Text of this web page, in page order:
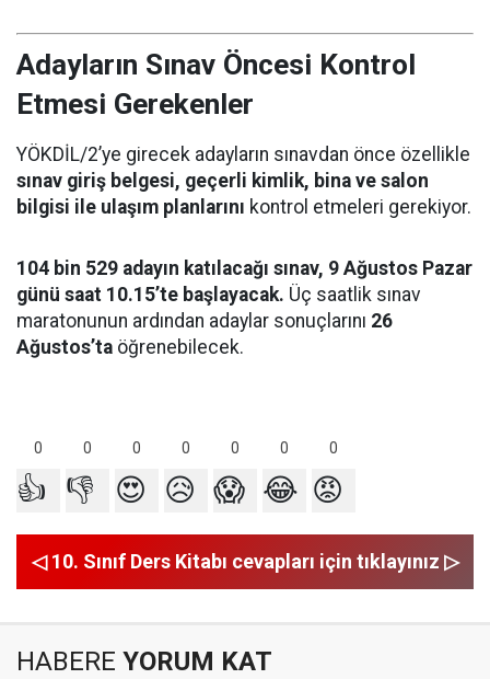
Adayların Sınav Öncesi Kontrol
Etmesi Gerekenler
YÖKDİL/2’ye girecek adayların sınavdan önce özellikle
sınav giriş belgesi, geçerli kimlik, bina ve salon
bilgisi ile ulaşım planlarını kontrol etmeleri gerekiyor.
104 bin 529 adayın katılacağı sınav, 9 Ağustos Pazar
günü saat 10.15’te başlayacak. Üç saatlik sınav
maratonunun ardından adaylar sonuçlarını 26
Ağustos’ta öğrenebilecek.
0 0 0 0 0 0 0
👍 👎 😍 😥 😱 😂 😡
◁ 10. Sınıf Ders Kitabı cevapları için tıklayınız ▷
HABERE YORUM KAT